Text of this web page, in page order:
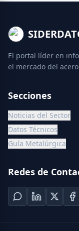
El portal líder en
el mercado del
Secciones
Noticias del Sector
Datos Técnicos
Guía Metalúrgica
Redes de